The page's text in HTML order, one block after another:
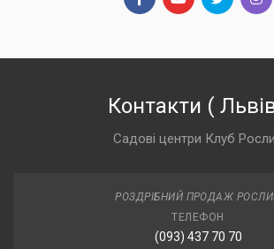
Контакти (
Садові центри Клуб
РОЗДРІБНИЙ ПРОДАЖ
ТЕЛЕФОН
(093) 437 70 70